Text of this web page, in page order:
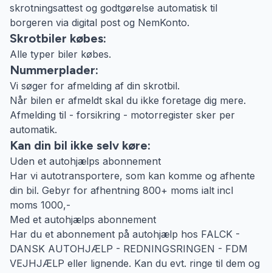
skrotningsattest og godtgørelse automatisk til
borgeren via digital post og NemKonto.
Skrotbiler købes:
Alle typer biler købes.
Nummerplader:
Vi søger for afmelding af din skrotbil.
Når bilen er afmeldt skal du ikke foretage dig mere.
Afmelding til - forsikring - motorregister sker per
automatik.
Kan din bil ikke selv køre:
Uden et autohjælps abonnement
Har vi autotransportere, som kan komme og afhente
din bil. Gebyr for afhentning 800+ moms ialt incl
moms 1000,-
Med et autohjælps abonnement
Har du et abonnement på autohjælp hos FALCK -
DANSK AUTOHJÆLP - REDNINGSRINGEN - FDM
VEJHJÆLP eller lignende. Kan du evt. ringe til dem og